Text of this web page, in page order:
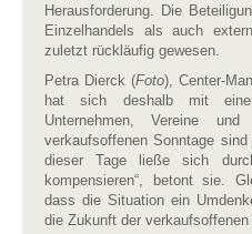
Herausforderung. Die
Einzelhandels als auch
zuletzt rückläufig gewesen.
Petra Dierck (Foto), Center-
hat sich deshalb mit
Unternehmen, Vereine
verkaufsoffenen Sonntage
dieser Tage ließe sich
kompensieren“, betont sie.
dass die Situation ein
die Zukunft der